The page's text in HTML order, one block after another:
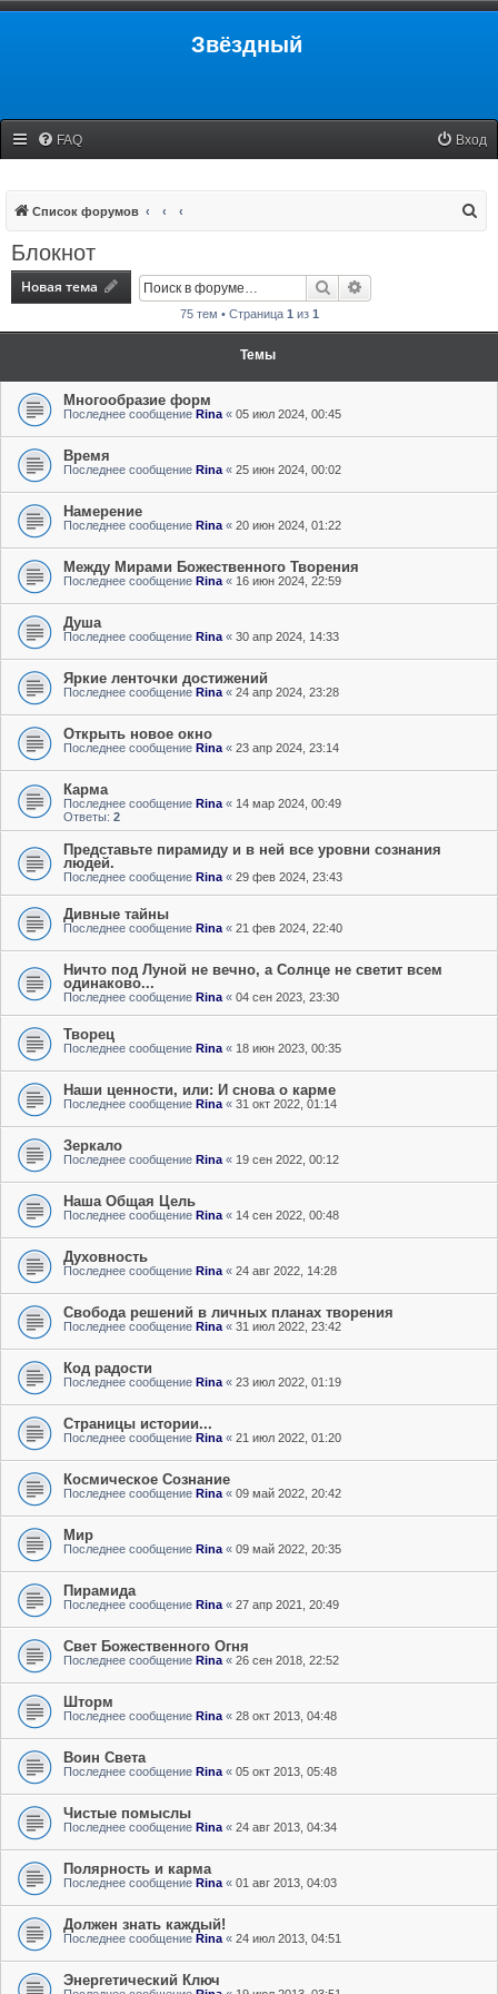
Звёздный
FAQ Вход
Список форумов
Блокнот
Новая тема Поиск
75 тем • Страница 1 из 1
Темы
Многообразие форм
Последнее сообщение Rina « 05 июл 2024, 00:45
Время
Последнее сообщение Rina « 25 июн 2024, 00:02
Намерение
Последнее сообщение Rina « 20 июн 2024, 01:22
Между Мирами Божественного Творения
Последнее сообщение Rina « 16 июн 2024, 22:59
Душа
Последнее сообщение Rina « 30 апр 2024, 14:33
Яркие ленточки достижений
Последнее сообщение Rina « 24 апр 2024, 23:28
Открыть новое окно
Последнее сообщение Rina « 23 апр 2024, 23:14
Карма
Последнее сообщение Rina « 14 мар 2024, 00:49
Ответы: 2
Представьте пирамиду и в ней все уровни сознания
людей.
Последнее сообщение Rina « 29 фев 2024, 23:43
Дивные тайны
Последнее сообщение Rina « 21 фев 2024, 22:40
Ничто под Луной не вечно, а Солнце не светит всем
одинаково...
Последнее сообщение Rina « 04 сен 2023, 23:30
Творец
Последнее сообщение Rina « 18 июн 2023, 00:35
Наши ценности, или: И снова о карме
Последнее сообщение Rina « 31 окт 2022, 01:14
Зеркало
Последнее сообщение Rina « 19 сен 2022, 00:12
Наша Общая Цель
Последнее сообщение Rina « 14 сен 2022, 00:48
Духовность
Последнее сообщение Rina « 24 авг 2022, 14:28
Свобода решений в личных планах творения
Последнее сообщение Rina « 31 июл 2022, 23:42
Код радости
Последнее сообщение Rina « 23 июл 2022, 01:19
Страницы истории...
Последнее сообщение Rina « 21 июл 2022, 01:20
Космическое Сознание
Последнее сообщение Rina « 09 май 2022, 20:42
Мир
Последнее сообщение Rina « 09 май 2022, 20:35
Пирамида
Последнее сообщение Rina « 27 апр 2021, 20:49
Свет Божественного Огня
Последнее сообщение Rina « 26 сен 2018, 22:52
Шторм
Последнее сообщение Rina « 28 окт 2013, 04:48
Воин Света
Последнее сообщение Rina « 05 окт 2013, 05:48
Чистые помыслы
Последнее сообщение Rina « 24 авг 2013, 04:34
Полярность и карма
Последнее сообщение Rina « 01 авг 2013, 04:03
Должен знать каждый!
Последнее сообщение Rina « 24 июл 2013, 04:51
Энергетический Ключ